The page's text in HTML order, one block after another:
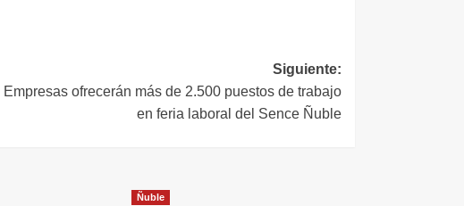
Siguiente:
Empresas ofrecerán más de 2.500 puestos de trabajo
en feria laboral del Sence Ñuble
Ñuble